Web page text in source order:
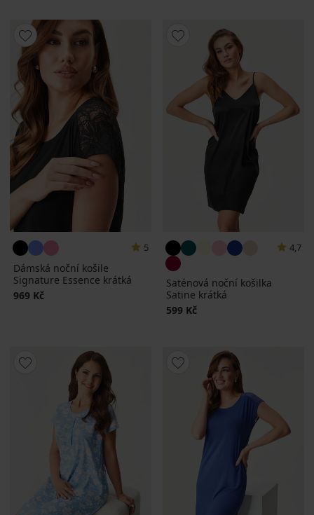
5
Dámská noční košile
Signature Essence krátká
969 Kč
4,7
Saténová noční košilka
Satine krátká
599 Kč